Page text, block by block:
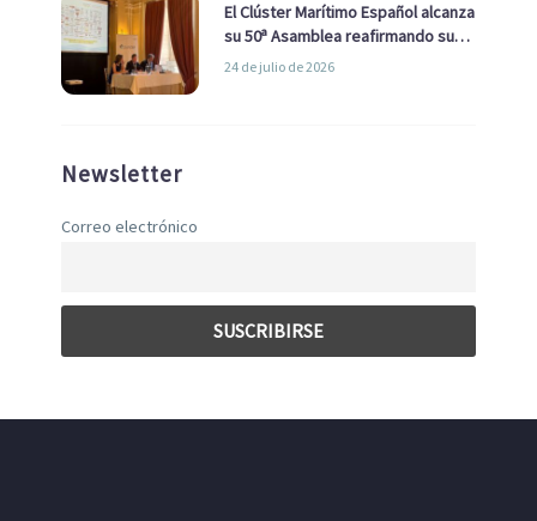
El Clúster Marítimo Español alcanza
su 50ª Asamblea reafirmando su
liderazgo en la Economía Azul
24 de julio de 2026
Newsletter
Correo electrónico